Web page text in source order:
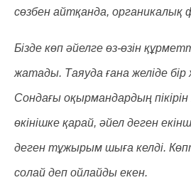
сөзбен айтқанда, органикалық
Бізде көп әйелге өз-өзін
жатады. Таяуда ғана желіде
Сондағы оқырмандардың
өкінішке қарай, әйел деген
деген тұжырым шыға келді.
солай деп ойлайды екен.